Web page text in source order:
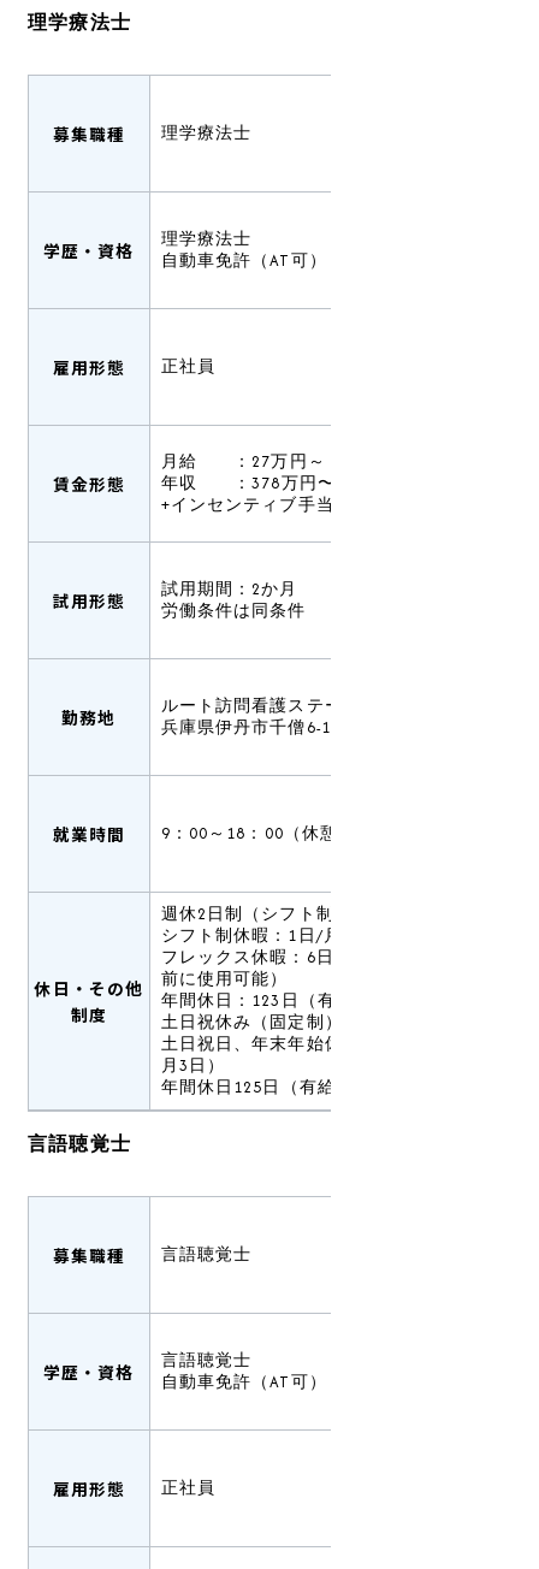
理学療法士
募集職種 理学療法士
学歴・資格
理学療法士
自動車免許（AT可）
雇用形態 正社員
賃金形態
月給 ：27万円～
年収 ：378万円〜（賞与込み）
+インセンティブ手当有あり
試用形態
試用期間：2か月
労働条件は同条件
勤務地
ルート訪問看護ステーション伊丹
兵庫県伊丹市千僧6-129
就業時間 9：00～18：00（休憩60分）
休日・その他
制度
週休2日制（シフト制）
シフト制休暇：1日/月
フレックス休暇：6日/年（有給休暇発生
前に使用可能）
年間休日：123日（有給休暇は別途支給）
土日祝休み（固定制）
土日祝日、年末年始休暇（12月30日～1
月3日）
年間休日125日（有給休暇は別途支給
言語聴覚士
募集職種 言語聴覚士
学歴・資格
言語聴覚士
自動車免許（AT可）
雇用形態 正社員